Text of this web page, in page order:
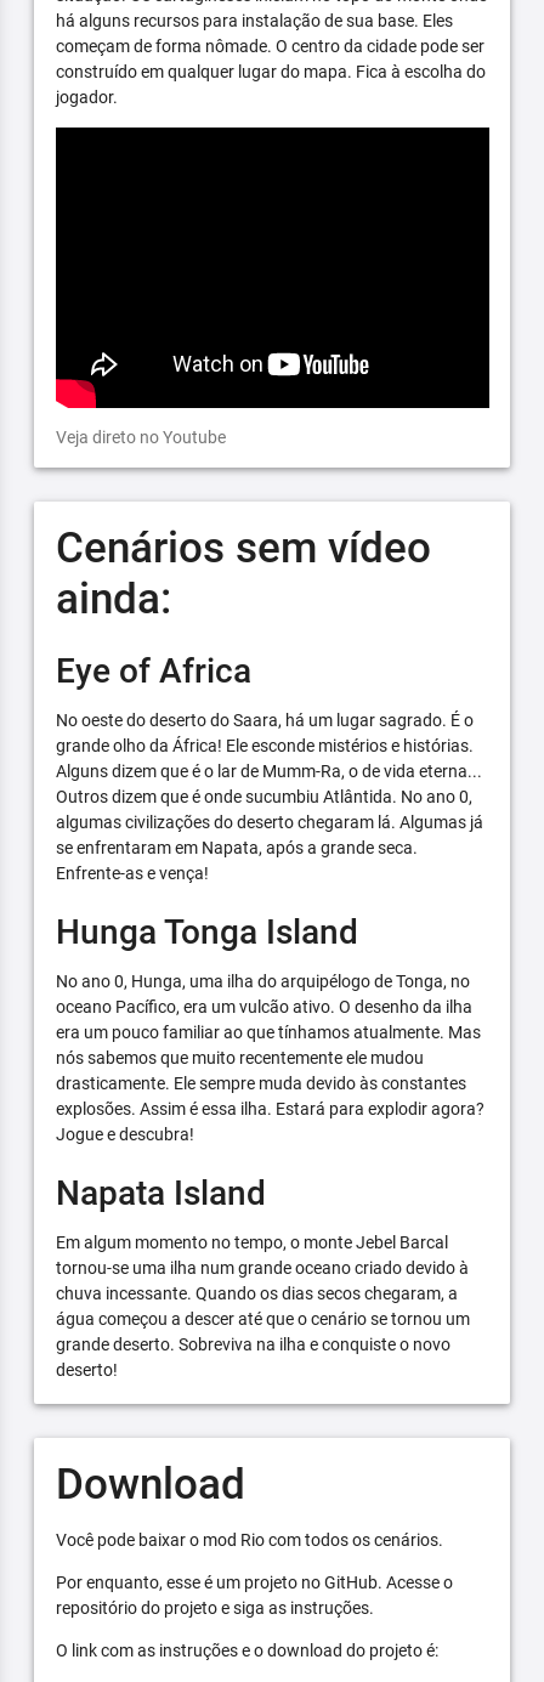
há alguns recursos para instalação de sua base. Eles
começam de forma nômade. O centro da cidade pode ser
construído em qualquer lugar do mapa. Fica à escolha do
jogador.
Veja direto no Youtube
Cenários sem vídeo
ainda:
Eye of Africa
No oeste do deserto do Saara, há um lugar sagrado. É o
grande olho da África! Ele esconde mistérios e histórias.
Alguns dizem que é o lar de Mumm-Ra, o de vida eterna...
Outros dizem que é onde sucumbiu Atlântida. No ano 0,
algumas civilizações do deserto chegaram lá. Algumas já
se enfrentaram em Napata, após a grande seca.
Enfrente-as e vença!
Hunga Tonga Island
No ano 0, Hunga, uma ilha do arquipélogo de Tonga, no
oceano Pacífico, era um vulcão ativo. O desenho da ilha
era um pouco familiar ao que tínhamos atualmente. Mas
nós sabemos que muito recentemente ele mudou
drasticamente. Ele sempre muda devido às constantes
explosões. Assim é essa ilha. Estará para explodir agora?
Jogue e descubra!
Napata Island
Em algum momento no tempo, o monte Jebel Barcal
tornou-se uma ilha num grande oceano criado devido à
chuva incessante. Quando os dias secos chegaram, a
água começou a descer até que o cenário se tornou um
grande deserto. Sobreviva na ilha e conquiste o novo
deserto!
Download
Você pode baixar o mod Rio com todos os cenários.
Por enquanto, esse é um projeto no GitHub. Acesse o
repositório do projeto e siga as instruções.
O link com as instruções e o download do projeto é: